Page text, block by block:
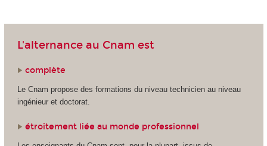
L'alternance au Cnam est
complète
Le Cnam propose des formations du niveau technicien au niveau
ingénieur et doctorat.
étroitement liée au monde professionnel